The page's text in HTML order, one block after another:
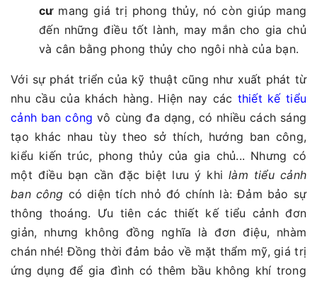
cưmang giá trị phong thủy, nó còn giúp mang
đến những điều tốt lành, may mắn cho gia chủ
và cân bằng phong thủy cho ngôi nhà của bạn.
Với sự phát triển của kỹ thuật cũng như xuất phát từ
nhu cầu của khách hàng. Hiện nay các thiết kế tiểu
cảnh ban công vô cùng đa dạng, có nhiều cách sáng
tạo khác nhau tùy theo sở thích, hướng ban công,
kiểu kiến trúc, phong thủy của gia chủ... Nhưng có
một điều bạn cần đặc biệt lưu ý khilàm tiểu cảnh
ban công có diện tích nhỏ đó chính là: Đảm bảo sự
thông thoáng. Ưu tiên các thiết kế tiểu cảnh đơn
giản, nhưng không đồng nghĩa là đơn điệu, nhàm
chán nhé! Đồng thời đảm bảo về mặt thẩm mỹ, giá trị
ứng dụng để gia đình có thêm bầu không khí trong